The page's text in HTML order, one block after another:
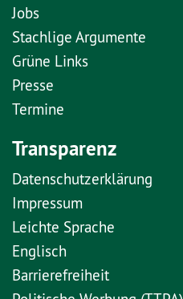
Jobs
Stachlige Argumente
Grüne Links
Presse
Termine
Transparenz
Datenschutzerklärung
Impressum
Leichte Sprache
Englisch
Barrierefreiheit